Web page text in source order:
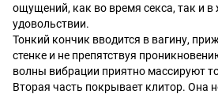
ощущений, как во время секса, так и в
удовольствии.
Тонкий кончик вводится в вагину,
стенке и не препятствуя
волны вибрации приятно массируют
Вторая часть покрывает клитор. Она